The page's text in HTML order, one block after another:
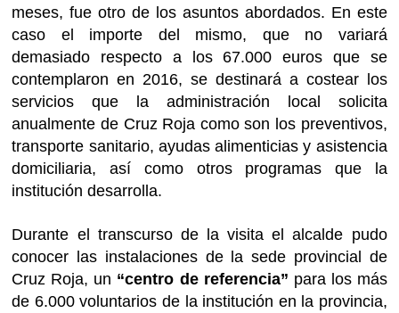
meses, fue otro de los asuntos abordados. En este
caso el importe del mismo, que no variará
demasiado respecto a los 67.000 euros que se
contemplaron en 2016, se destinará a costear los
servicios que la administración local solicita
anualmente de Cruz Roja como son los preventivos,
transporte sanitario, ayudas alimenticias y asistencia
domiciliaria, así como otros programas que la
institución desarrolla.
Durante el transcurso de la visita el alcalde pudo
conocer las instalaciones de la sede provincial de
Cruz Roja, un “centro de referencia” para los más
de 6.000 voluntarios de la institución en la provincia,